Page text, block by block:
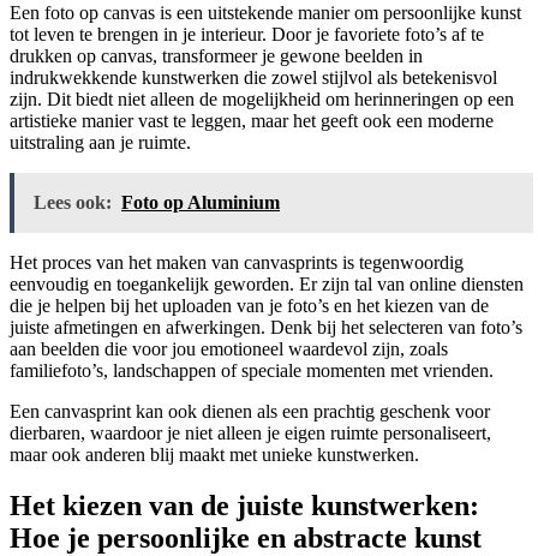
Een foto op canvas is een uitstekende manier om persoonlijke kunst
tot leven te brengen in je interieur. Door je favoriete foto’s af te
drukken op canvas, transformeer je gewone beelden in
indrukwekkende kunstwerken die zowel stijlvol als betekenisvol
zijn. Dit biedt niet alleen de mogelijkheid om herinneringen op een
artistieke manier vast te leggen, maar het geeft ook een moderne
uitstraling aan je ruimte.
Lees ook: Foto op Aluminium
Het proces van het maken van canvasprints is tegenwoordig
eenvoudig en toegankelijk geworden. Er zijn tal van online diensten
die je helpen bij het uploaden van je foto’s en het kiezen van de
juiste afmetingen en afwerkingen. Denk bij het selecteren van foto’s
aan beelden die voor jou emotioneel waardevol zijn, zoals
familiefoto’s, landschappen of speciale momenten met vrienden.
Een canvasprint kan ook dienen als een prachtig geschenk voor
dierbaren, waardoor je niet alleen je eigen ruimte personaliseert,
maar ook anderen blij maakt met unieke kunstwerken.
Het kiezen van de juiste kunstwerken:
Hoe je persoonlijke en abstracte kunst